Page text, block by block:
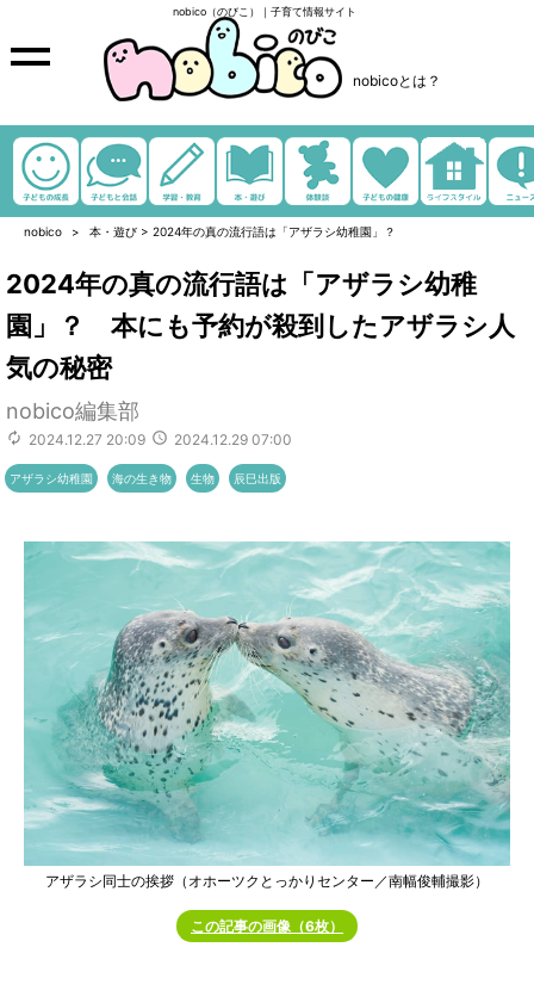
nobico（のびこ）｜子育て情報サイト
nobicoとは？
nobico 本・遊び > 2024年の真の流行語は「アザラシ幼稚園」？
2024年の真の流行語は「アザラシ幼稚
園」？ 本にも予約が殺到したアザラシ人
気の秘密
nobico編集部
2024.12.27 20:09 2024.12.29 07:00
アザラシ幼稚園 海の生き物 生物 辰巳出版
アザラシ同士の挨拶（オホーツクとっかりセンター／南幅俊輔撮影）
この記事の画像（6枚）